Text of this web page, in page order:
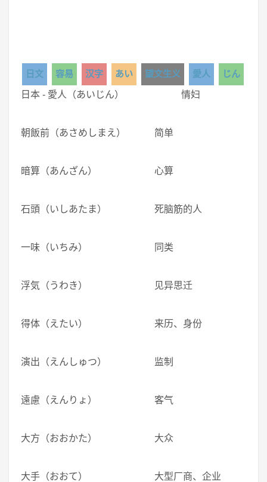
日文 容易 汉字 あい 望文生义 愛人 じん
日本 - 愛人（あいじん） 情妇
朝飯前（あさめしまえ） 简单
暗算（あんざん） 心算
石頭（いしあたま） 死脑筋的人
一味（いちみ） 同类
浮気（うわき） 见异思迁
得体（えたい） 来历、身份
演出（えんしゅつ） 监制
遠慮（えんりょ） 客气
大方（おおかた） 大众
大手（おおて） 大型厂商、企业